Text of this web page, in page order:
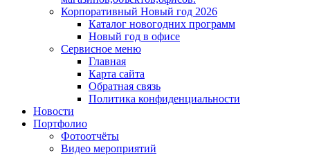
Корпоративный Новый год 2026
Каталог новогодних программ
Новый год в офисе
Сервисное меню
Главная
Карта сайта
Обратная связь
Политика конфиденциальности
Новости
Портфолио
Фотоотчёты
Видео мероприятий